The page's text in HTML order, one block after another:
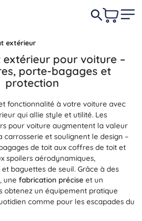
extérieur
extérieur pour voiture –
porte-bagages et
protection
fonctionnalité à votre voiture avec
qui allie style et utilité. Les
pour voiture augmentent la valeur
carrosserie et soulignent le design –
de toit aux coffres de toit et
spoilers aérodynamiques,
baguettes de seuil. Grâce à des
, une fabrication précise et un
obtenez un équipement pratique
comme pour les escapades du